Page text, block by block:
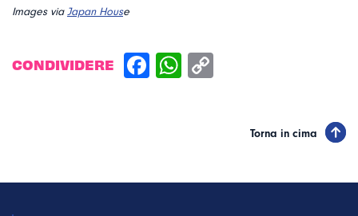
Images viaJapan House
CONDIVIDERE
Torna in cima